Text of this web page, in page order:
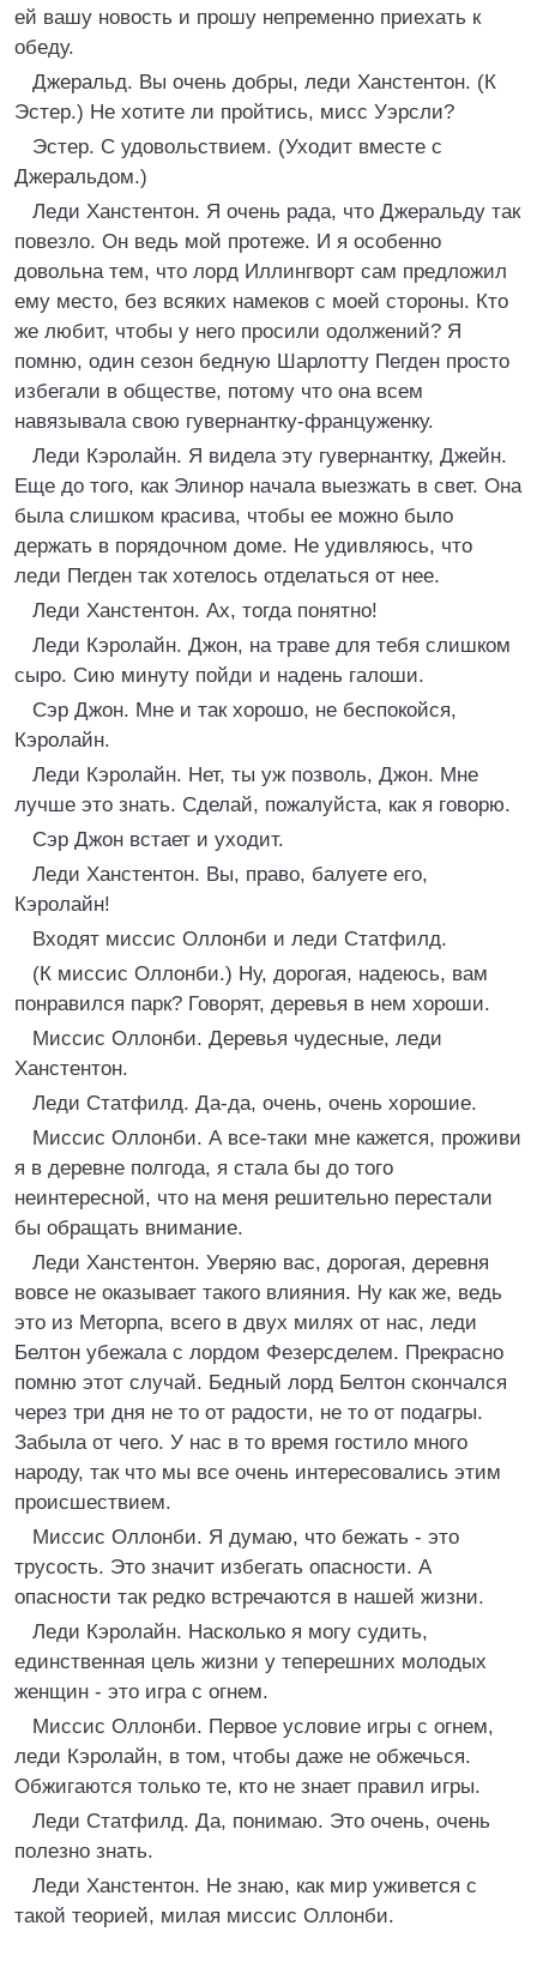
ей вашу новость и прошу непременно приехать к
обеду.
Джеральд. Вы очень добры, леди Ханстентон. (К
Эстер.) Не хотите ли пройтись, мисс Уэрсли?
Эстер. С удовольствием. (Уходит вместе с
Джеральдом.)
Леди Ханстентон. Я очень рада, что Джеральду так
повезло. Он ведь мой протеже. И я особенно
довольна тем, что лорд Иллингворт сам предложил
ему место, без всяких намеков с моей стороны. Кто
же любит, чтобы у него просили одолжений? Я
помню, один сезон бедную Шарлотту Пегден просто
избегали в обществе, потому что она всем
навязывала свою гувернантку-француженку.
Леди Кэролайн. Я видела эту гувернантку, Джейн.
Еще до того, как Элинор начала выезжать в свет. Она
была слишком красива, чтобы ее можно было
держать в порядочном доме. Не удивляюсь, что
леди Пегден так хотелось отделаться от нее.
Леди Ханстентон. Ах, тогда понятно!
Леди Кэролайн. Джон, на траве для тебя слишком
сыро. Сию минуту пойди и надень галоши.
Сэр Джон. Мне и так хорошо, не беспокойся,
Кэролайн.
Леди Кэролайн. Нет, ты уж позволь, Джон. Мне
лучше это знать. Сделай, пожалуйста, как я говорю.
Сэр Джон встает и уходит.
Леди Xанстентон. Вы, право, балуете его,
Кэролайн!
Входят миссис Оллонби и леди Статфилд.
(К миссис Оллонби.) Ну, дорогая, надеюсь, вам
понравился парк? Говорят, деревья в нем хороши.
Миссис Оллонби. Деревья чудесные, леди
Ханстентон.
Леди Статфилд. Да-да, очень, очень хорошие.
Миссис Оллонби. А все-таки мне кажется, проживи
я в деревне полгода, я стала бы до того
неинтересной, что на меня решительно перестали
бы обращать внимание.
Леди Ханстентон. Уверяю вас, дорогая, деревня
вовсе не оказывает такого влияния. Ну как же, ведь
это из Меторпа, всего в двух милях от нас, леди
Белтон убежала с лордом Фезерсделем. Прекрасно
помню этот случай. Бедный лорд Белтон скончался
через три дня не то от радости, не то от подагры.
Забыла от чего. У нас в то время гостило много
народу, так что мы все очень интересовались этим
происшествием.
Миссис Оллонби. Я думаю, что бежать - это
трусость. Это значит избегать опасности. А
опасности так редко встречаются в нашей жизни.
Леди Кэролайн. Насколько я могу судить,
единственная цель жизни у теперешних молодых
женщин - это игра с огнем.
Миссис Оллонби. Первое условие игры с огнем,
леди Кэролайн, в том, чтобы даже не обжечься.
Обжигаются только те, кто не знает правил игры.
Леди Статфилд. Да, понимаю. Это очень, очень
полезно знать.
Леди Ханстентон. Не знаю, как мир уживется с
такой теорией, милая миссис Оллонби.